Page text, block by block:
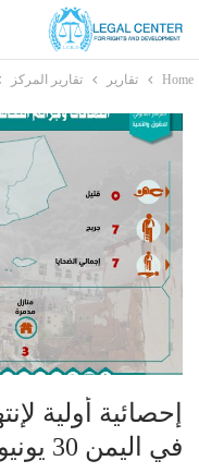
Home تقارير تقارير المركز
إحصائية أولية
في اليمن 30 يونيو 2019